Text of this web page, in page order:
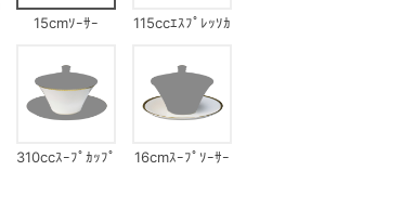
15cmｿｰｻｰ
115ccｴｽﾌﾟﾚｯｿｶ
310ccｽｰﾌﾟｶｯﾌﾟ 16cmｽｰﾌﾟｿｰｻｰ